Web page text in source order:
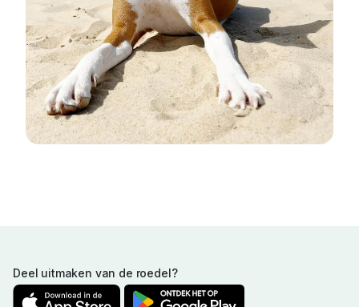
Deel uitmaken van de roedel?